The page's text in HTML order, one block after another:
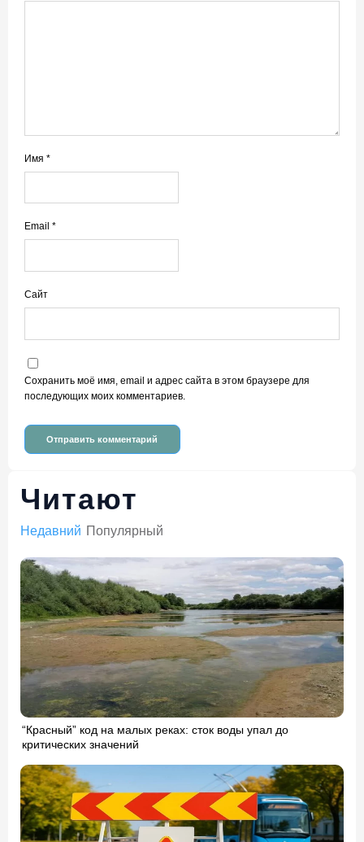
Имя *
Email *
Сайт
Сохранить моё имя, email и адрес сайта в этом браузере для
последующих моих комментариев.
Читают
Недавний Популярный
“Красный” код на малых реках: сток воды упал до
критических значений